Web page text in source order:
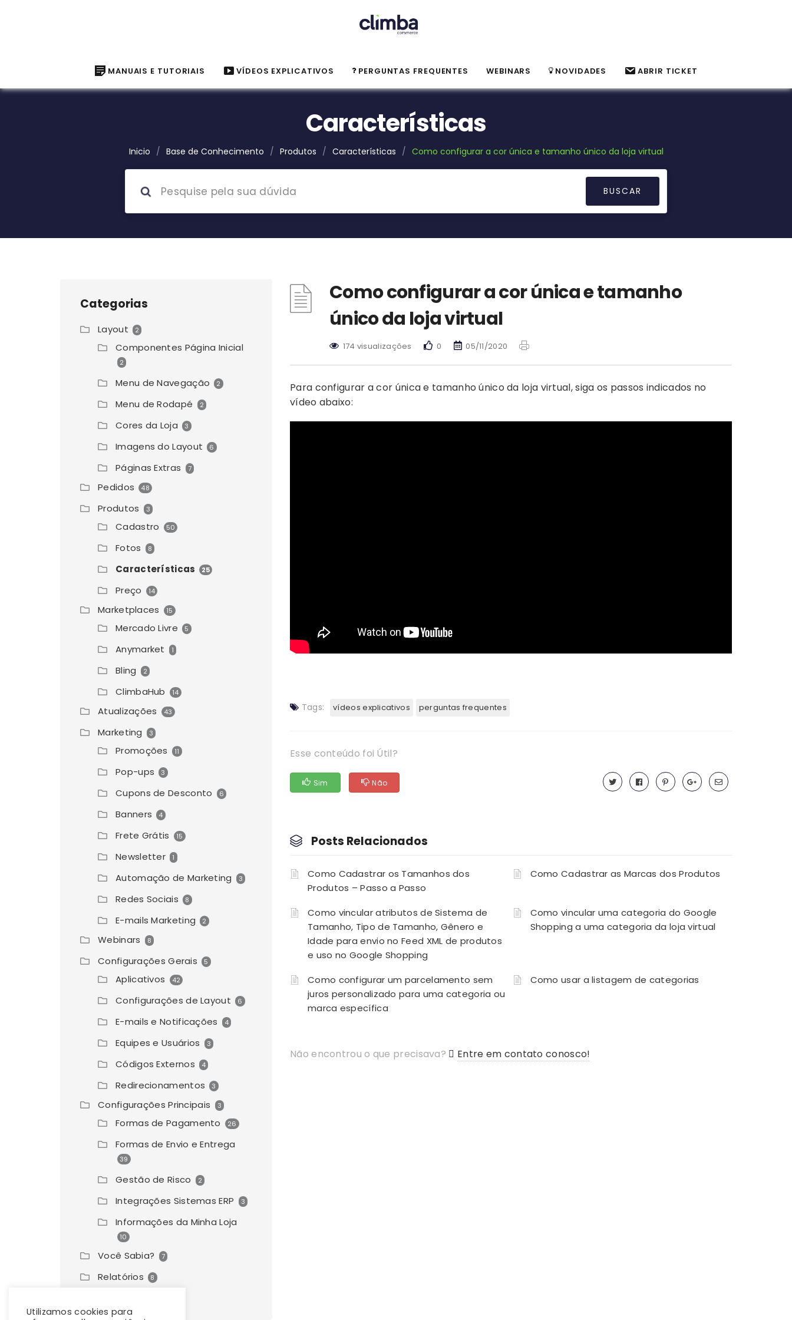
MANUAIS E TUTORIAIS VÍDEOS EXPLICATIVOS PERGUNTAS FREQUENTES WEBINARS NOVIDADES ABRIR TICKET
Características
Inicio / Base de Conhecimento / Produtos / Características / Como configurar a cor única e tamanho único da loja virtual
Categorias
Layout 2
Componentes Página Inicial
2
Menu de Navegação 2
Menu de Rodapé 2
Cores da Loja 3
Imagens do Layout 6
Páginas Extras 7
Pedidos 48
Produtos 3
Cadastro 50
Fotos 8
Características 25
Preço 14
Marketplaces 15
Mercado Livre 5
Anymarket 1
Bling 2
ClimbaHub 14
Atualizações 43
Marketing 3
Promoções 11
Pop-ups 3
Cupons de Desconto 6
Banners 4
Frete Grátis 15
Newsletter 1
Automação de Marketing 3
Redes Sociais 8
E-mails Marketing 2
Webinars 8
Configurações Gerais 5
Aplicativos 42
Configurações de Layout 6
E-mails e Notificações 4
Equipes e Usuários 3
Códigos Externos 4
Redirecionamentos 3
Configurações Principais 3
Formas de Pagamento 26
Formas de Envio e Entrega
39
Gestão de Risco 2
Integrações Sistemas ERP 3
Informações da Minha Loja
10
Você Sabia? 7
Relatórios 8
Como configurar a cor única e tamanho
único da loja virtual
174 visualizações 0 05/11/2020
Para configurar a cor única e tamanho único da loja virtual, siga os passos indicados no
vídeo abaixo:
Tags: vídeos explicativos perguntas frequentes
Esse conteúdo foi Útil?
Sim Não
Posts Relacionados
Como Cadastrar os Tamanhos dos
Produtos – Passo a Passo
Como Cadastrar as Marcas dos Produtos
Como vincular atributos de Sistema de
Tamanho, Tipo de Tamanho, Gênero e
Idade para envio no Feed XML de produtos
e uso no Google Shopping
Como vincular uma categoria do Google
Shopping a uma categoria da loja virtual
Como configurar um parcelamento sem
juros personalizado para uma categoria ou
marca específica
Como usar a listagem de categorias
Não encontrou o que precisava? Entre em contato conosco!
Utilizamos cookies para